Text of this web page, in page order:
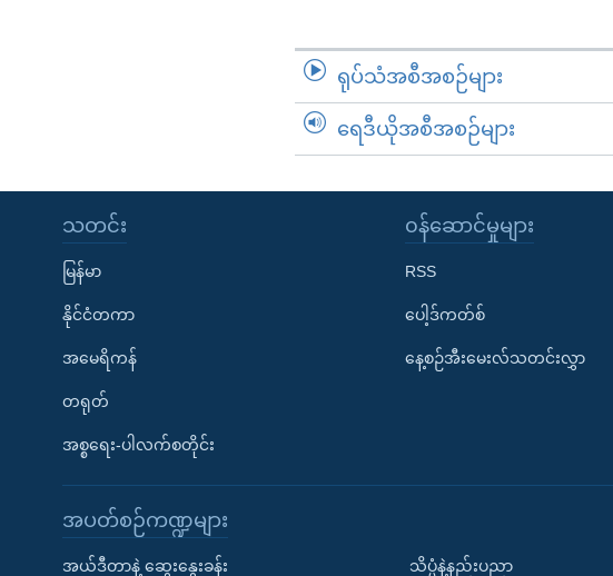
ရုပ်သံအစီအစဉ်များ
ရေဒီယိုအစီအစဉ်များ
သတင်း
မြန်မာ
နိုင်ငံတကာ
အမေရိကန်
တရုတ်
အစ္စရေး-ပါလက်စတိုင်း
၀န်ဆောင်မှုများ
RSS
ပေါ့ဒ်ကတ်စ်
နေ့စဉ်အီးမေးလ်သတင်းလွှာ
အပတ်စဉ်ကဏ္ဍများ
အယ်ဒီတာနဲ့ ဆွေးနွေးခန်း သိပ္ပံနဲ့နည်းပညာ